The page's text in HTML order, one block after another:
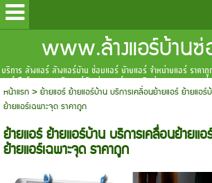
www.ล้างแอร์บ้านซ่
บริการ ล้างแอร์ ล้างแอร์บ้าน ซ่อมแอร์ ย้ายแอร์ จำหน่ายแอร์ ราค
แอร์ มือโปร www.ล้างแอร์บ้านซ่อมแอร์.com ติดต่อสอบถาม สาย
6097983
หน้าแรก>ย้ายแอร์ ย้ายแอร์บ้าน บริการเคลื่อนย้ายแอร์ ย้ายแอร์
ย้ายแอร์เฉพาะจุด ราคาถูก
ย้ายแอร์ ย้ายแอร์บ้าน บริการเคลื่อนย้ายแ
ย้ายแอร์เฉพาะจุด ราคาถูก